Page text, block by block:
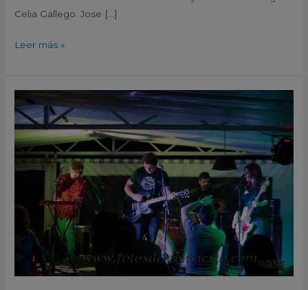
Celia Gallego. Jose […]
Leer más »
Los
Sonidos
La
Marina
Spring
Elche
Alicante